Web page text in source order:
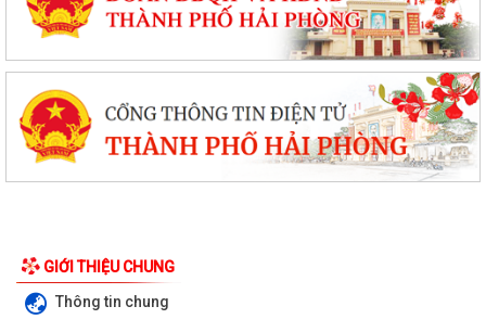
GIỚI THIỆU CHUNG
Thông tin chung